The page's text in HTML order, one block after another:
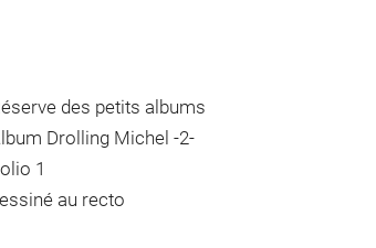
des petits albums
Drolling Michel -2-
1
au recto